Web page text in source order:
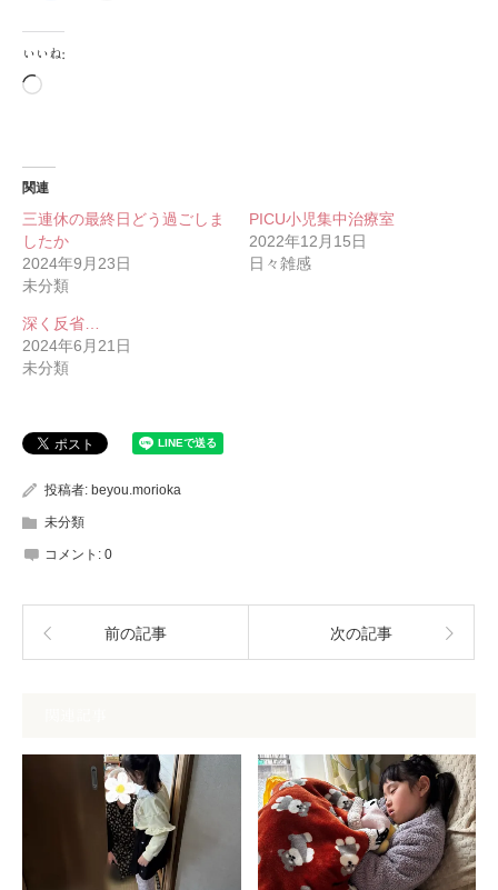
いいね:
読
関連
三連休の最終日どう過ごしま
したか
2024年9月23日
未分類
PICU小児集中治療室
2022年12月15日
日々雑感
深く反省…
2024年6月21日
未分類
投稿者: beyou.morioka
未分類
コメント: 0
前の記事 次の記事